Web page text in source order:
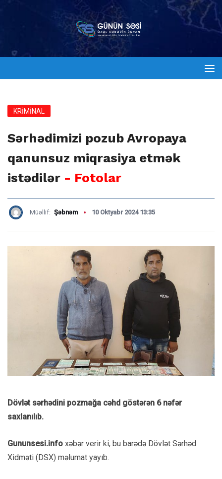
KRİMİNAL
Sərhədimizi pozub Avropaya
qanunsuz miqrasiya etmək
istədilər - Fotolar
Müəllif: Şəbnəm 10 Oktyabr 2024 13:35
Dövlət sərhədini pozmağa cəhd göstərən 6 nəfər
saxlanılıb.
Gununsesi.info xəbər verir ki, bu barədə Dövlət Sərhəd
Xidməti (DSX) məlumat yayıb.